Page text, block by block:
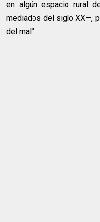
en algún espacio rural
mediados del siglo XX—,
del mal”.